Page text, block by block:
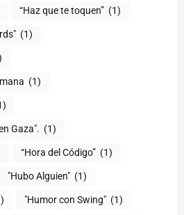
“Haz que te toquen” (1)
(1)
(1)
Gaza". (1)
(1)
"Hubo Alguien" (1)
"Humor con Swing" (1)